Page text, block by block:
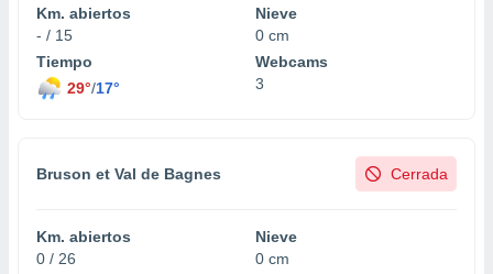
Km. abiertos
- / 15
Nieve
0 cm
Tiempo
29°/17°
Webcams
3
Bruson et Val de Bagnes Cerrada
Km. abiertos
0 / 26
Nieve
0 cm